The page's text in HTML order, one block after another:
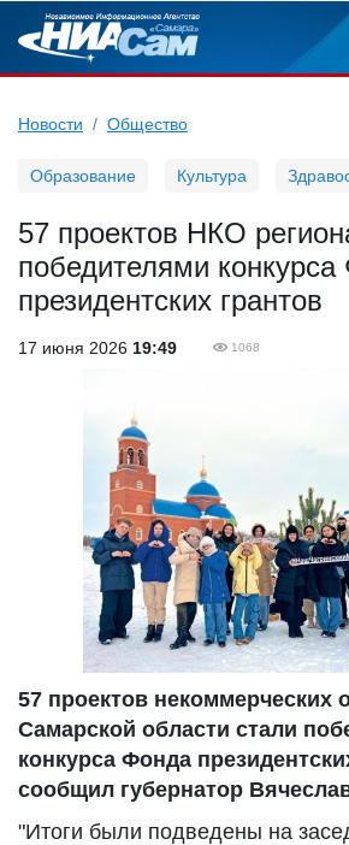
Новости Общество
Образование Культура
57 проектов НКО
победителями
президентских грантов
17 июня 2026 19:49 1068
57 проектов некоммерческих
Самарской области стали
конкурса Фонда
сообщил губернатор
"Итоги были подведены на